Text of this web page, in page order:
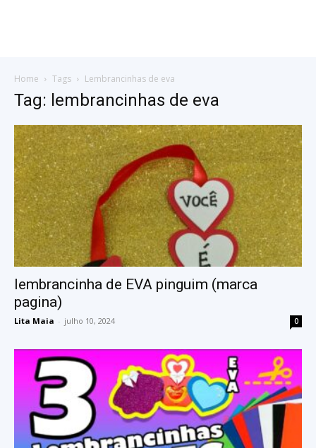
Home Tags Lembrancinhas de eva
Tag: lembrancinhas de eva
lembrancinha de EVA pinguim (marca
pagina)
Lita Maia - julho 10, 2024 0